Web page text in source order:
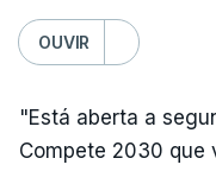
OUVIR
"Está aberta a
Compete 2030 que